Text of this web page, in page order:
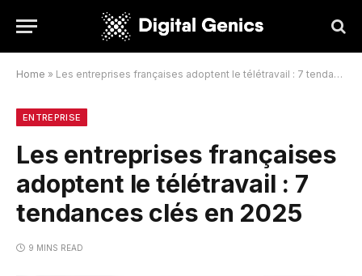
Home » Les entreprises françaises adoptent le télétravail : 7 tendances clés en 2025
ENTREPRISE
Les entreprises françaises
adoptent le télétravail : 7
tendances clés en 2025
9 MINS READ